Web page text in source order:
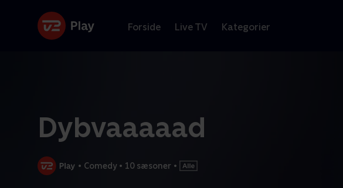
Forside Live TV Kategorier
Dybvaaaaad
• Comedy • 10 sæsoner •